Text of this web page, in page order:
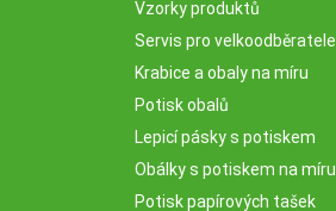
Vzorky produktů
Servis pro velkoodběratele
Krabice a obaly na míru
Potisk obalů
Lepicí pásky s potiskem
Obálky s potiskem na míru
Potisk papírových tašek